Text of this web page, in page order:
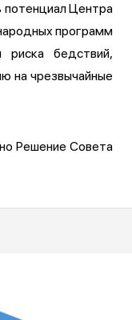
потенциал Центра
программ
бедствий,
на чрезвычайные
Решение Совета